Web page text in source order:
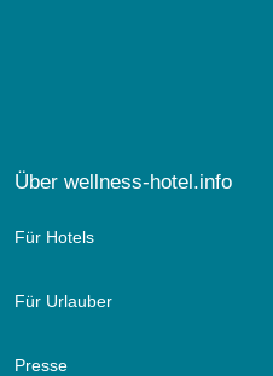
Über wellness-hotel.info
Für Hotels
Für Urlauber
Presse